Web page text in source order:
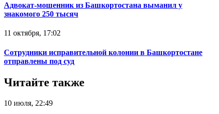
Адвокат-мошенник из Башкортостана выманил у
знакомого 250 тысяч
11 октября, 17:02
Сотрудники исправительной колонии в Башкортостане
отправлены под суд
Читайте также
10 июля, 22:49